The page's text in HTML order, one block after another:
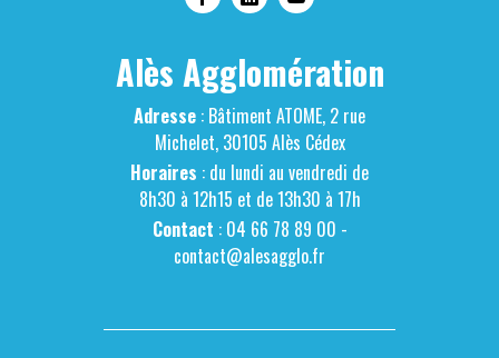
Alès Agglomération
Adresse : Bâtiment ATOME, 2 rue
Michelet, 30105 Alès Cédex
Horaires : du lundi au vendredi de
8h30 à 12h15 et de 13h30 à 17h
Contact : 04 66 78 89 00 -
contact@alesagglo.fr